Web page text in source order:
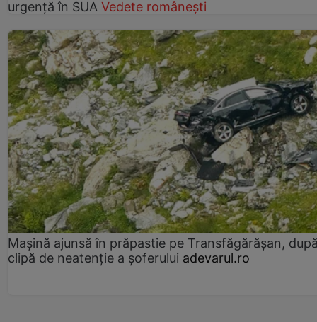
urgență în SUA Vedete românești
Mașină ajunsă în prăpastie pe Transfăgărășan,
clipă de neatenție a șoferului adevarul.ro